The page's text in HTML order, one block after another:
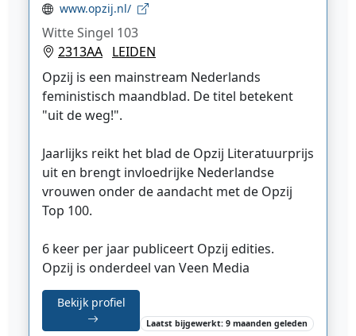
www.opzij.nl/
Witte Singel 103
2313AA LEIDEN
Opzij is een mainstream Nederlands
feministisch maandblad. De titel betekent
"uit de weg!".
Jaarlijks reikt het blad de Opzij Literatuurprijs
uit en brengt invloedrijke Nederlandse
vrouwen onder de aandacht met de Opzij
Top 100.
6 keer per jaar publiceert Opzij edities.
Opzij is onderdeel van Veen Media
Bekijk profiel
Laatst bijgewerkt: 9 maanden geleden